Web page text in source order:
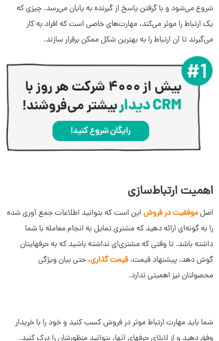
شروع می‌شود و با گرفتن پاسخ از گیرنده به پایان می‌رسد. چیزی که
یک ارتباط را موثر می‌کند، مهارت‌های خاصی است که افراد به کار
می‌گیرند تا آن ارتباط را به بهترین شکل ممکن برقرار سازند.
اهمیت ارتباط‌سازی
اصلموفقیت در فروش این است که بتوانید اطلاعات جمع آوری شده
را به گونه‌ای ارائه دهید که مشتری تمایل به انجام معامله با شما
داشته باشد. تا وقتی که مشتری‌ای نداشته باشید که به حرفهایتان
گوش دهد، پیشنهاد قیمت،قیمت گذاری، حتی بیان ویژگی
محصولتان نیز اهمیتی ندارد.
شما باید مهارت ارتباط موثر در فروش کسب کنید و خود را با خریدار
وفق دهید و از لابلای حرفهای آنها، بتوانید منظورشان را درک کنید.